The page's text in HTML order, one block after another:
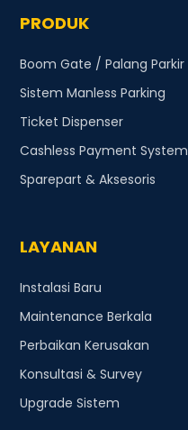
PRODUK
Boom Gate / Palang Parkir
Sistem Manless Parking
Ticket Dispenser
Cashless Payment System
Sparepart & Aksesoris
LAYANAN
Instalasi Baru
Maintenance Berkala
Perbaikan Kerusakan
Konsultasi & Survey
Upgrade Sistem